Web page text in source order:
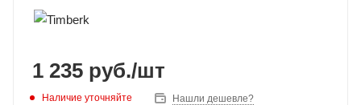
1 235 руб./шт
Наличие уточняйте Нашли дешевле?